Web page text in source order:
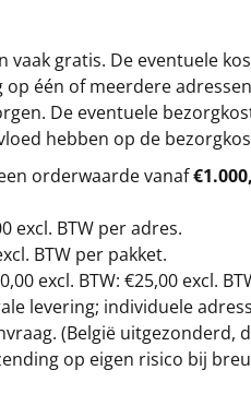
gratis. De eventuele
één of meerdere
De eventuele
hebben op de
orderwaarde vanaf
excl. BTW per adres.
BTW per pakket.
excl. BTW: €25,00 excl.
levering; individuele
(België uitgezonderd,
op eigen risico bij